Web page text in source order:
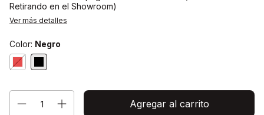
Retirando en el Showroom)
Ver más detalles
Color: Negro